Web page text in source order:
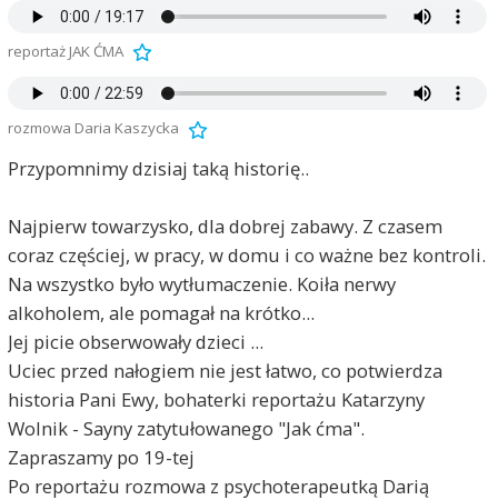
reportaż JAK ĆMA
rozmowa Daria Kaszycka
Przypomnimy dzisiaj taką historię..
Najpierw towarzysko, dla dobrej zabawy. Z czasem
coraz częściej, w pracy, w domu i co ważne bez kontroli.
Na wszystko było wytłumaczenie. Koiła nerwy
alkoholem, ale pomagał na krótko...
Jej picie obserwowały dzieci ...
Uciec przed nałogiem nie jest łatwo, co potwierdza
historia Pani Ewy, bohaterki reportażu Katarzyny
Wolnik - Sayny zatytułowanego "Jak ćma".
Zapraszamy po 19-tej
Po reportażu rozmowa z psychoterapeutką Darią